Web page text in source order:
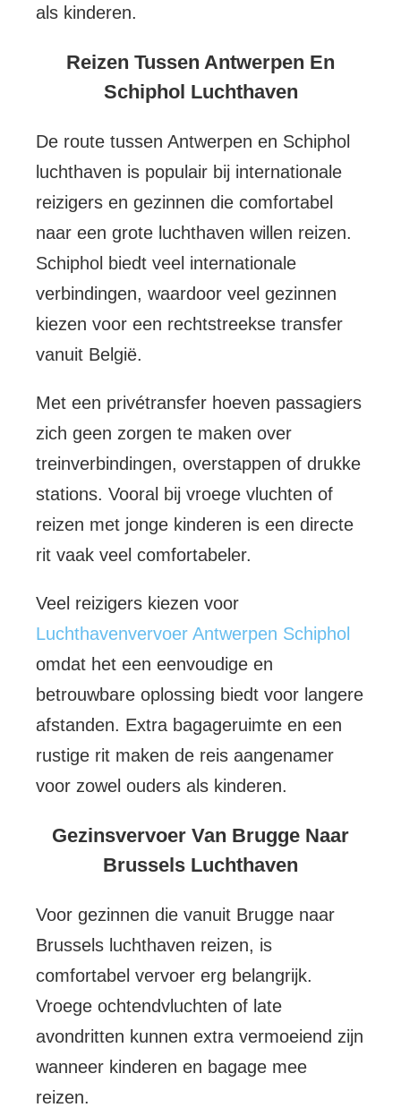
als kinderen.
Reizen Tussen Antwerpen En
Schiphol Luchthaven
De route tussen Antwerpen en Schiphol
luchthaven is populair bij internationale
reizigers en gezinnen die comfortabel
naar een grote luchthaven willen reizen.
Schiphol biedt veel internationale
verbindingen, waardoor veel gezinnen
kiezen voor een rechtstreekse transfer
vanuit België.
Met een privétransfer hoeven passagiers
zich geen zorgen te maken over
treinverbindingen, overstappen of drukke
stations. Vooral bij vroege vluchten of
reizen met jonge kinderen is een directe
rit vaak veel comfortabeler.
Veel reizigers kiezen voor
Luchthavenvervoer Antwerpen Schiphol
omdat het een eenvoudige en
betrouwbare oplossing biedt voor langere
afstanden. Extra bagageruimte en een
rustige rit maken de reis aangenamer
voor zowel ouders als kinderen.
Gezinsvervoer Van Brugge Naar
Brussels Luchthaven
Voor gezinnen die vanuit Brugge naar
Brussels luchthaven reizen, is
comfortabel vervoer erg belangrijk.
Vroege ochtendvluchten of late
avondritten kunnen extra vermoeiend zijn
wanneer kinderen en bagage mee
reizen.